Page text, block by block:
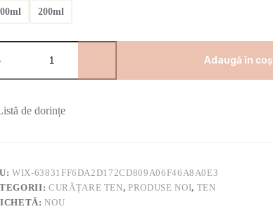
200ml
Adaugă în coș
de dorințe
WIX-63831FF6DA2D172CD809A06F46A8A0E3
CURĂȚARE TEN,PRODUSE NOI, TEN
NOU